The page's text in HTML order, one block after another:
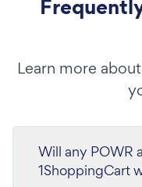
Learn more
Will any POWR
1ShoppingCart